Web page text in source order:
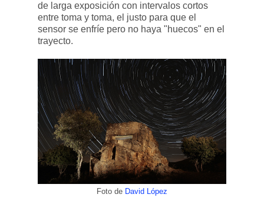
de larga exposición con intervalos cortos
entre toma y toma, el justo para que el
sensor se enfríe pero no haya "huecos" en el
trayecto.
Foto de David López